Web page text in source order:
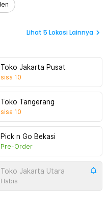
Lihat 5 Lokasi Lainnya
Toko Jakarta Pusat
sisa 10
Toko Tangerang
sisa 10
Pick n Go Bekasi
Pre-Order
Toko Jakarta Utara
Habis